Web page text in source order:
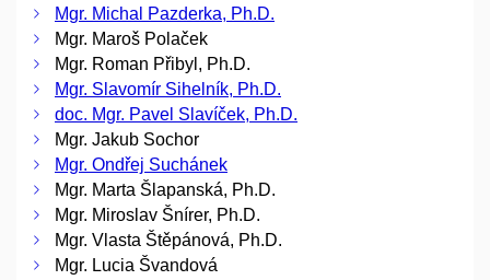
Mgr. Michal Pazderka, Ph.D.
Mgr. Maroš Polaček
Mgr. Roman Přibyl, Ph.D.
Mgr. Slavomír Sihelník, Ph.D.
doc. Mgr. Pavel Slavíček, Ph.D.
Mgr. Jakub Sochor
Mgr. Ondřej Suchánek
Mgr. Marta Šlapanská, Ph.D.
Mgr. Miroslav Šnírer, Ph.D.
Mgr. Vlasta Štěpánová, Ph.D.
Mgr. Lucia Švandová